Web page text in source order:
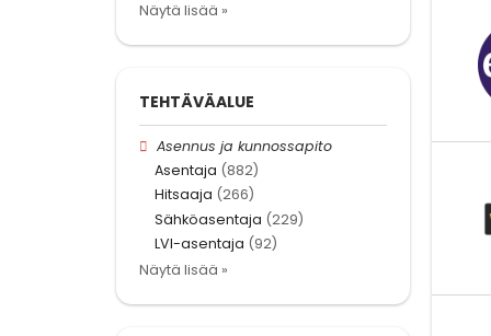
Näytä lisää »
TEHTÄVÄALUE
Asennus ja kunnossapito
Asentaja (882)
Hitsaaja (266)
Sähköasentaja (229)
LVI-asentaja (92)
Näytä lisää »